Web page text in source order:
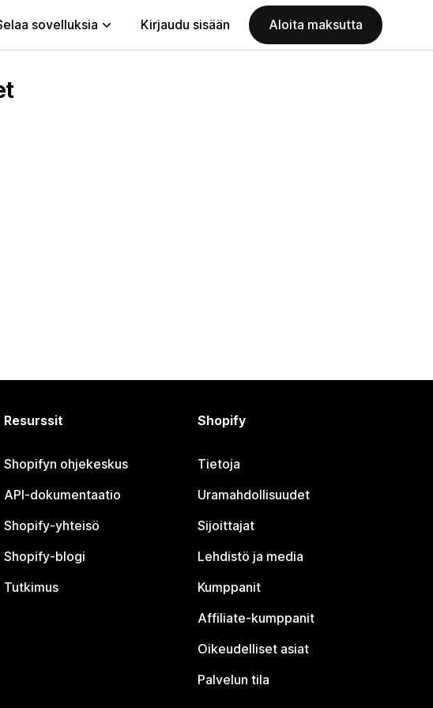
sovelluksia Kirjaudu sisään Aloita maksutta
Resurssit
Shopifyn ohjekeskus
API-dokumentaatio
Shopify-yhteisö
Shopify-blogi
Tutkimus
Shopify
Tietoja
Uramahdollisuudet
Sijoittajat
Lehdistö ja media
Kumppanit
Affiliate-kumppanit
Oikeudelliset asiat
Palvelun tila